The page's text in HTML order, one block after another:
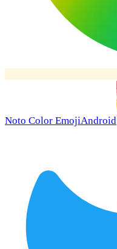
Noto Color EmojiAndroid